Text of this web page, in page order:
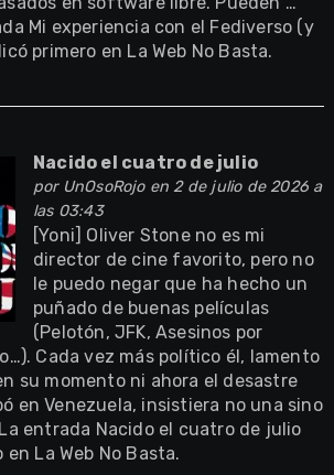
Mi experiencia con el Fediverso (y
primero en La Web No Basta.
Nacido el cuatro de julio
por UnOsoRojoen 2 de julio de 2026 a
las 03:43
[Yoni] Oliver Stone no es mi
director de cine favorito, pero no
le puedo negar que ha hecho un
puñado de buenas películas
(Pelotón, JFK, Asesinos por
Cada vez más político él, lamento
su momento ni ahora el desastre
en Venezuela, insistiera no una sino
entrada Nacido el cuatro de julio
La Web No Basta.